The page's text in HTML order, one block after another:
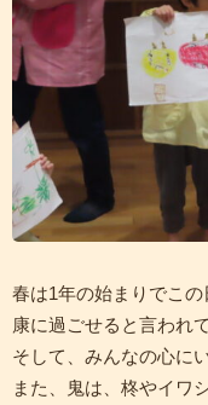
春は1年の始まりでこ
康に過ごせると言われ
そして、みんなの心に
また、鬼は、柊やイワ